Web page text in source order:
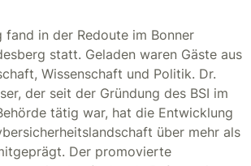
fand in der Redoute im Bonner
statt. Geladen waren Gäste aus
Wissenschaft und Politik. Dr.
der seit der Gründung des BSI im
tätig war, hat die Entwicklung
über mehr als
Der promovierte